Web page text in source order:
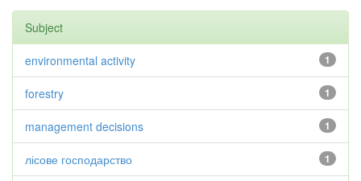
Subject
1
environmental activity
1
forestry
1
management decisions
1
лісове господарство